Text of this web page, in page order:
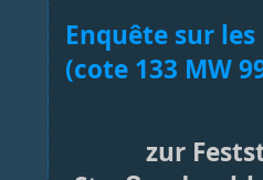
Enquête sur
(cote 133 MW
zur